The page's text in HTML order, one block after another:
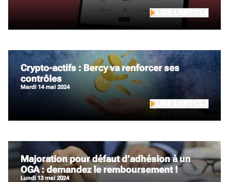
Crypto-actifs : Bercy va renforcer ses
contrôles
mardi 14 mai 2024
Majoration pour défaut d’adhésion à un
OGA : demandez le remboursement !
lundi 13 mai 2024